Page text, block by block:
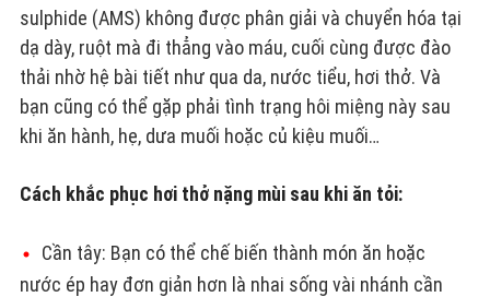
sulphide (AMS) không được phân giải và chuyển hóa tại
dạ dày, ruột mà đi thẳng vào máu, cuối cùng được đào
thải nhờ hệ bài tiết như qua da, nước tiểu, hơi thở. Và
bạn cũng có thể gặp phải tình trạng hôi miệng này sau
khi ăn hành, hẹ, dưa muối hoặc củ kiệu muối…
Cách khắc phục hơi thở nặng mùi sau khi ăn tỏi:
Cần tây: Bạn có thể chế biến thành món ăn hoặc
nước ép hay đơn giản hơn là nhai sống vài nhánh cần